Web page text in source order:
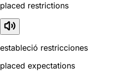
placed restrictions
estableció restricciones
placed expectations